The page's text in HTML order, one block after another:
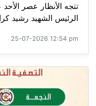
تتجه الأنظار عصر
الرئيس الشهيد رشيد
25-07-2026 12:54 pm